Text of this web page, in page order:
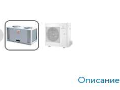
Описание